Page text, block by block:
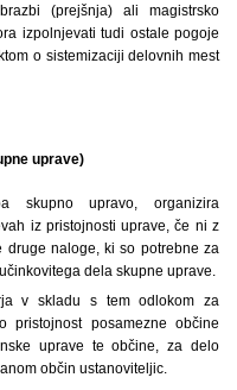
(prejšnja) ali magistrsko
izpolnjevati tudi ostale pogoje
o sistemizaciji delovnih mest
uprave)
skupno upravo, organizira
iz pristojnosti uprave, če ni z
druge naloge, ki so potrebne za
dela skupne uprave.
v skladu s tem odlokom za
pristojnost posamezne občine
uprave te občine, za delo
občin ustanoviteljic.